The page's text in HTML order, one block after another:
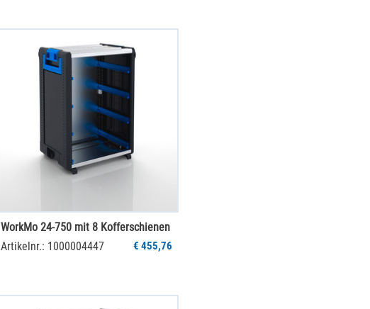
WorkMo 24-750 mit 8 Kofferschienen
Artikelnr.: 1000004447
€ 455,76